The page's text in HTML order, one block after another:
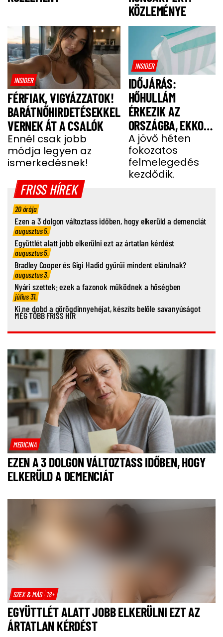
KÖZLEMÉNYE
INSIDER
FÉRFIAK, VIGYÁZZATOK!
BARÁTNŐHIRDETÉSEKKEL
VERNEK ÁT A CSALÓK
Ennél csak jobb
módja legyen az
ismerkedésnek!
INSIDER
IDŐJÁRÁS:
HŐHULLÁM
ÉRKEZIK AZ
ORSZÁGBA, EKKOR
ÉR IDE
A jövő héten
fokozatos
felmelegedés
kezdődik.
FRISS HÍREK
20 órája
Ezen a 3 dolgon változtass időben, hogy elkerüld a demenciát
augusztus 5.
Együttlét alatt jobb elkerülni ezt az ártatlan kérdést
augusztus 5.
Bradley Cooper és Gigi Hadid gyűrűi mindent elárulnak?
augusztus 3.
Nyári szettek: ezek a fazonok működnek a hőségben
július 31.
Ki ne dobd a görögdinnyehéjat, készíts belőle savanyúságot
MÉG TÖBB FRISS HÍR
MEDICINA
EZEN A 3 DOLGON VÁLTOZTASS IDŐBEN, HOGY
ELKERÜLD A DEMENCIÁT
SZEX & MÁS 18+
EGYÜTTLÉT ALATT JOBB ELKERÜLNI EZT AZ
ÁRTATLAN KÉRDÉST